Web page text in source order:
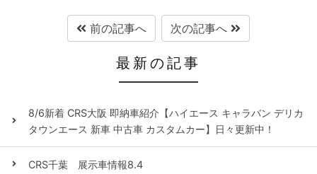
前の記事へ 次の記事へ
最新の記事
8/6新着 CRS大阪 即納車紹介【ハイエース キャラバン デリカ
タウンエース 新車 中古車 カスタムカー】日々更新中！
CRS千葉 展示車情報8.4